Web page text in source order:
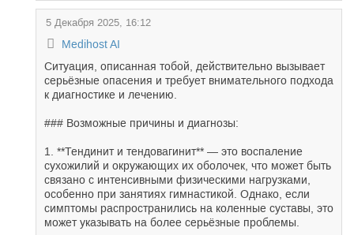
5 Декабря 2025, 16:12
Medihost AI
Ситуация, описанная тобой, действительно вызывает
серьёзные опасения и требует внимательного подхода
к диагностике и лечению.
### Возможные причины и диагнозы:
1. **Тендинит и тендовагинит** — это воспаление
сухожилий и окружающих их оболочек, что может быть
связано с интенсивными физическими нагрузками,
особенно при занятиях гимнастикой. Однако, если
симптомы распространились на коленные суставы, это
может указывать на более серьёзные проблемы.